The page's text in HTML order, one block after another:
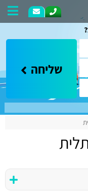
שליחה